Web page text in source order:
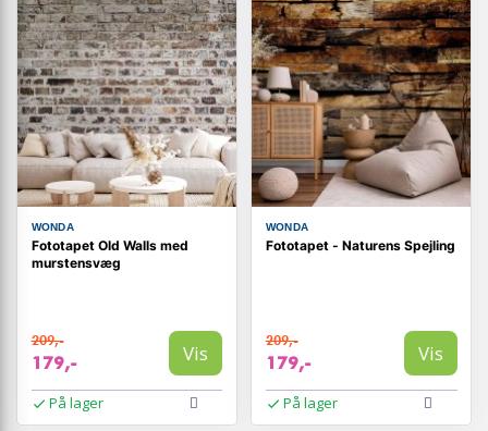
WONDA
Fototapet Old Walls med
murstensvæg
209,-
179,- Vis
På lager
WONDA
Fototapet - Naturens Spejling
209,-
179,- Vis
På lager